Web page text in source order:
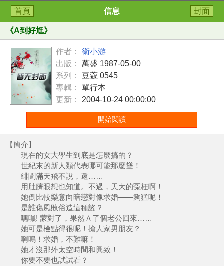
首頁 信息 封面
《A到好尪》
作者：
衛小游
出版：
萬盛 1987-05-00
系列：
豆蔻 0545
專輯：
單行本
更新：
2004-10-24 00:00:00
開始閱讀
【簡介】
現在的女大學生到底是怎麼搞的？
世紀末的新人類代表哪可能那麼聳！
緋聞滿天飛不說，還……
用肚臍眼想也知道。不過，天大的冤枉啊！
她倒比較樂意向暗戀對像求婚——夠猛呢！
是誰傷風敗俗造這種謠？
嘿嘿! 蒙對了，果然Ａ了個老公回來……
她可是檢點得很呢！搶人家男朋友？
啊嗚！求婚，不難嘛！
她才沒那外太空時間和興致！
你要不要也試試看？